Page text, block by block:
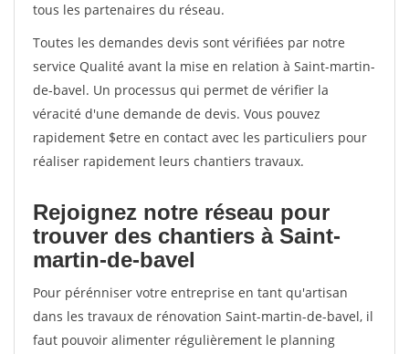
tous les partenaires du réseau.
Toutes les demandes devis sont vérifiées par notre
service Qualité avant la mise en relation à Saint-martin-
de-bavel. Un processus qui permet de vérifier la
véracité d'une demande de devis. Vous pouvez
rapidement $etre en contact avec les particuliers pour
réaliser rapidement leurs chantiers travaux.
Rejoignez notre réseau pour
trouver des chantiers à Saint-
martin-de-bavel
Pour pérénniser votre entreprise en tant qu'artisan
dans les travaux de rénovation Saint-martin-de-bavel, il
faut pouvoir alimenter régulièrement le planning